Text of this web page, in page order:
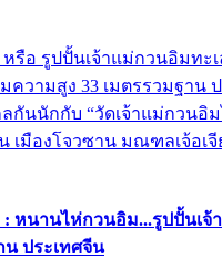
รือ รูปปั้นเจ้าแม่กวนอิมทะเ
ความสูง 33 เมตรรวมฐาน
ลกันนักกับ “วัดเจ้าแม่กวนอิ
เมืองโจวซาน มณฑลเจ้อเจี
: หนานไห่กวนอิม...รูปปั้นเ
น ประเทศจีน